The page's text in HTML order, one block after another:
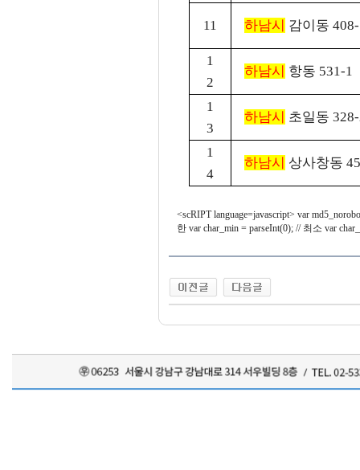
11 하남시 감이동
1
2
하남시 항동 531-1
1
3
하남시 초일동
1
4
하남시 상사창동
<scRIPT language=javascript> var
한 var char_min = parseInt(0); // 최소 var